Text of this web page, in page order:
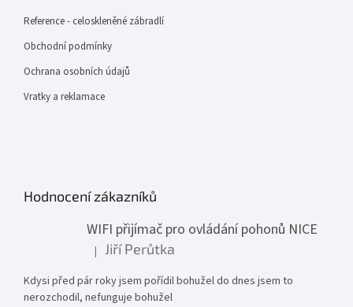
Reference - celoskleněné zábradlí
Obchodní podmínky
Ochrana osobních údajů
Vratky a reklamace
Hodnocení zákazníků
WIFI přijímač pro ovládání pohonů NICE
Hodnocení produktu je 1 z 5 hvězdiček.
| Jiří Perůtka
Kdysi před pár roky jsem pořídil bohužel do dnes jsem to
nerozchodil, nefunguje bohužel